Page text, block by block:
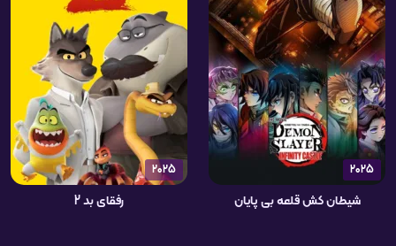
2025
شیطان کش قلعه بی پایان
2025
رفقای بد 2